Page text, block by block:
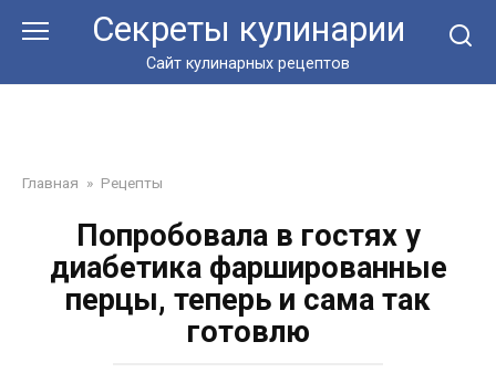
Секреты кулинарии
Сайт кулинарных рецептов
Главная » Рецепты
Попробовала в гостях у
диабетика фаршированные
перцы, теперь и сама так
готовлю